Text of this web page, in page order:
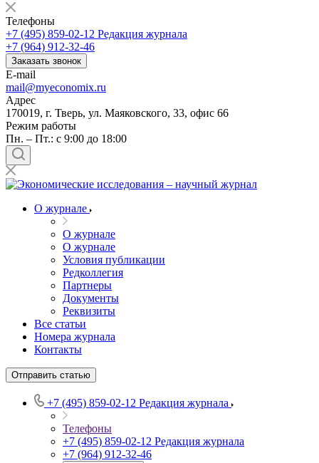
Телефоны
+7 (495) 859-02-12 Редакция журнала
+7 (964) 912-32-46
Заказать звонок
E-mail
mail@myeconomix.ru
Адрес
170019, г. Тверь, ул. Маяковского, 33, офис 66
Режим работы
Пн. – Пт.: с 9:00 до 18:00
О журнале
О журнале
О журнале
Условия публикации
Редколлегия
Партнеры
Документы
Реквизиты
Все статьи
Номера журнала
Контакты
Отправить статью
+7 (495) 859-02-12 Редакция журнала
Телефоны
+7 (495) 859-02-12 Редакция журнала
+7 (964) 912-32-46